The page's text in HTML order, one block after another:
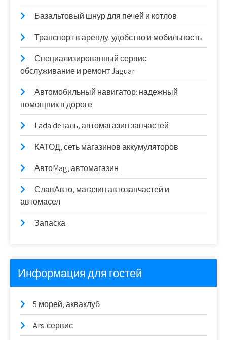
Базальтовый шнур для печей и котлов
Транспорт в аренду: удобство и мобильность
Специализированный сервис
обслуживание и ремонт Jaguar
Автомобильный навигатор: надежный
помощник в дороге
Lada deталь, автомагазин запчастей
КАТОД, сеть магазинов аккумуляторов
АвтоMag, автомагазин
СлавАвто, магазин автозапчастей и
автомасел
Запаска
Информация для гостей
5 морей, акваклуб
Ars-сервис